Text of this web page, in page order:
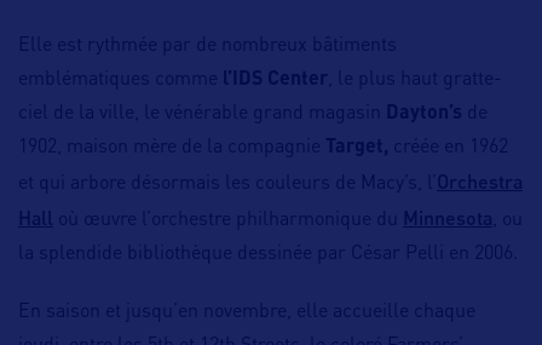
Elle est rythmée par de nombreux bâtiments
emblématiques comme
l’IDS Center , le plus haut gratte-
ciel de la ville, le vénérable grand magasin
Dayton’s de
1902, maison mère de la compagnie
Target, créée en 1962
et qui arbore désormais les couleurs de Macy’s, l’ Orchestra
Hall
où œuvre l’orchestre philharmonique du Minnesota , ou
la splendide bibliothèque dessinée par César Pelli en 2006.
En saison et jusqu’en novembre, elle accueille chaque